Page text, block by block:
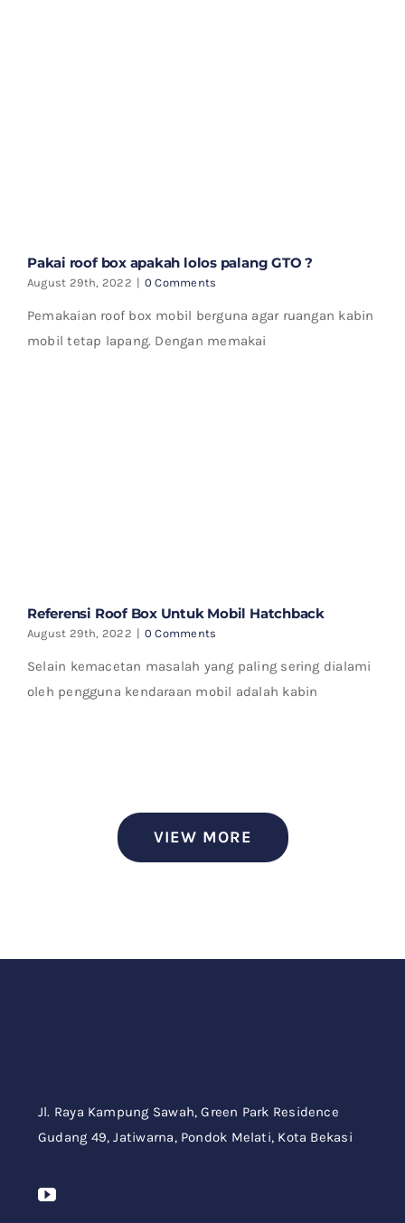
Pakai roof box apakah lolos palang GTO ?
August 29th, 2022 | 0 Comments
Pemakaian roof box mobil berguna agar ruangan kabin
mobil tetap lapang. Dengan memakai
Referensi Roof Box Untuk Mobil Hatchback
August 29th, 2022 | 0 Comments
Selain kemacetan masalah yang paling sering dialami
oleh pengguna kendaraan mobil adalah kabin
VIEW MORE
Jl. Raya Kampung Sawah,Green Park Residence
Gudang 49,Jatiwarna, Pondok Melati, Kota Bekasi